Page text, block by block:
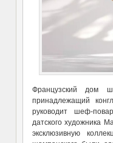
Французский дом
принадлежащий
руководит шеф-
датского художника
эксклюзивную